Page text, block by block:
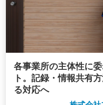
各事業所の主体性に
ト。記録・情報共有
る対応へ